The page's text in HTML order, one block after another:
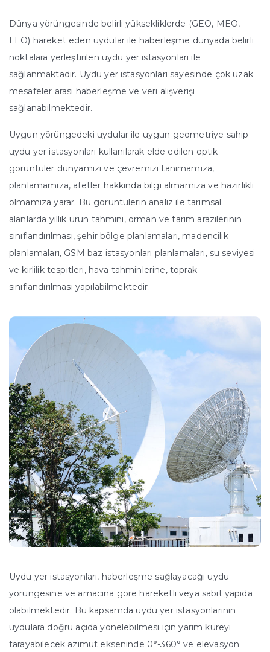
Dünya yörüngesinde belirli yüksekliklerde (GEO, MEO,
LEO) hareket eden uydular ile haberleşme dünyada belirli
noktalara yerleştirilen uydu yer istasyonları ile
sağlanmaktadır. Uydu yer istasyonları sayesinde çok uzak
mesafeler arası haberleşme ve veri alışverişi
sağlanabilmektedir.
Uygun yörüngedeki uydular ile uygun geometriye sahip
uydu yer istasyonları kullanılarak elde edilen optik
görüntüler dünyamızı ve çevremizi tanımamıza,
planlamamıza, afetler hakkında bilgi almamıza ve hazırlıklı
olmamıza yarar. Bu görüntülerin analiz ile tarımsal
alanlarda yıllık ürün tahmini, orman ve tarım arazilerinin
sınıflandırılması, şehir bölge planlamaları, madencilik
planlamaları, GSM baz istasyonları planlamaları, su seviyesi
ve kirlilik tespitleri, hava tahminlerine, toprak
sınıflandırılması yapılabilmektedir.
Uydu yer istasyonları, haberleşme sağlayacağı uydu
yörüngesine ve amacına göre hareketli veya sabit yapıda
olabilmektedir. Bu kapsamda uydu yer istasyonlarının
uydulara doğru açıda yönelebilmesi için yarım küreyi
tarayabilecek azimut ekseninde 0°-360° ve elevasyon